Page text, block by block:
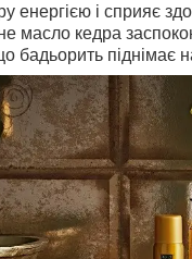
енергією і сприяє
масло кедра
бадьорить піднімає